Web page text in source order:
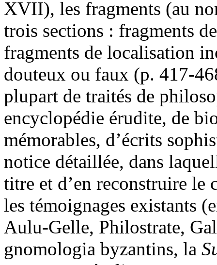
XVII), les fragments (au
trois sections : fragments
fragments de localisation
douteux ou faux (p. 417-
plupart de traités de
encyclopédie érudite, de
mémorables, d’écrits
notice détaillée, dans
titre et d’en reconstruire le
les témoignages existants
Aulu-Gelle, Philostrate,
gnomologia byzantins, la